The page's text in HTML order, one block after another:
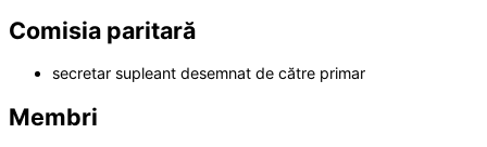
Comisia paritară
secretar supleant desemnat de către primar
Membri